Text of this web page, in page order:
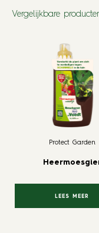
Vergelijkbare
Protect Garden
LEES MEER